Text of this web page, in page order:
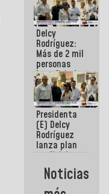
Arrendamiento
aprobada
por la AN
Delcy
Rodríguez:
Más de 2 mil
personas
beneficiadas
con planes
para
atención de
emergencia
sísmica en
la última
semana
Presidenta
(E) Delcy
Rodríguez
lanza plan
crediticio
con subsidio
a Juntas de
Condominio
Noticias